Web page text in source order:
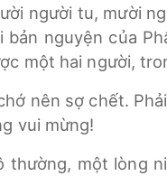
người tu, mười
nguyện của
một hai người,
nên sợ chết.
vui mừng!
một lòng